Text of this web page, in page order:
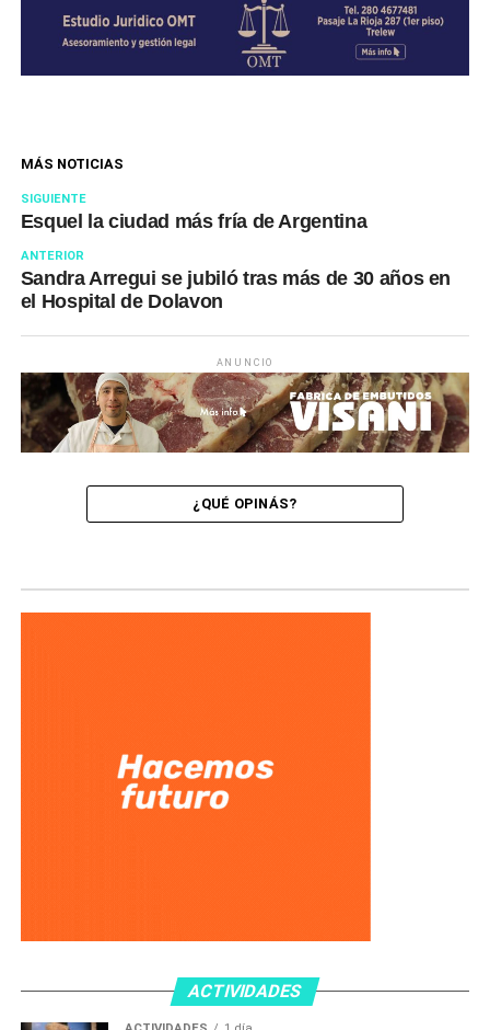
MÁS NOTICIAS
SIGUIENTE
Esquel la ciudad más fría de Argentina
ANTERIOR
Sandra Arregui se jubiló tras más de 30 años en
el Hospital de Dolavon
ANUNCIO
¿QUÉ OPINÁS?
ACTIVIDADES